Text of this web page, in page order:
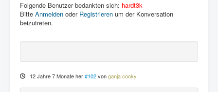
Folgende Benutzer bedankten sich: hardt3k
Bitte Anmelden oder Registrieren um der Konversation
beizutreten.
12 Jahre 7 Monate her #102 vonganja cooky